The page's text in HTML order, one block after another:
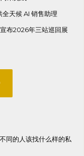
天候 AI 销售助理
布2026年三站巡回展
同的人该找什么样的私